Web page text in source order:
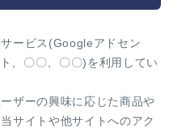
ービス(Googleアドセン
、〇〇、〇〇)を利用してい
ザーの興味に応じた商品や
サイトや他サイトへのアク